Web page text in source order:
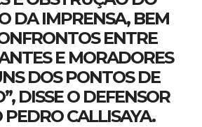
DA IMPRENSA, BEM
ENTRE
E MORADORES
DOS PONTOS DE
DISSE O DEFENSOR
PEDRO CALLISAYA.